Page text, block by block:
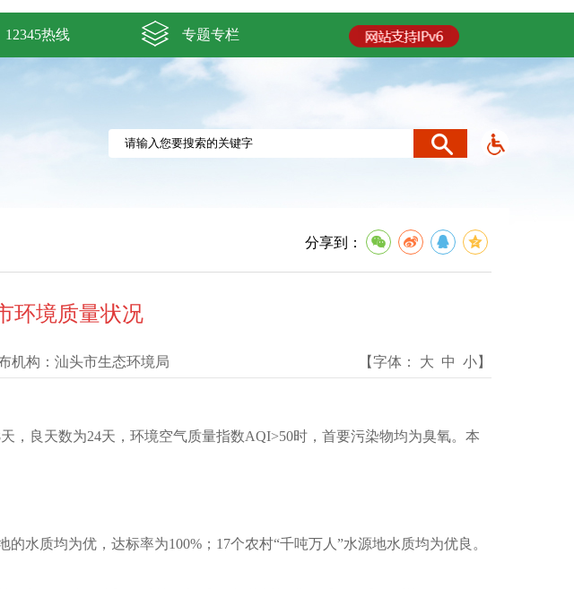
12345热线 专题专栏
分享到：
环境质量状况
机构： 汕头市生态环境局 【字体： 大 中 小】
良天数为24天，环境空气质量指数AQI>50时，首要污染物均为臭氧。本
质均为优，达标率为100%；17个农村“千吨万人”水源地水质均为优良。